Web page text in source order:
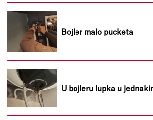
Bojler malo pucketa
U bojleru lupka u